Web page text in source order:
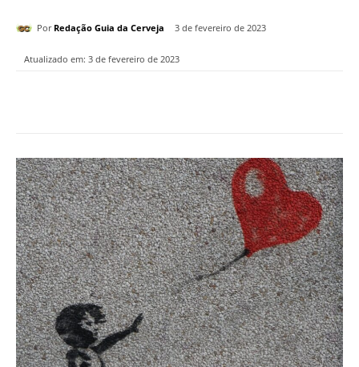
Por Redação Guia da Cerveja 3 de fevereiro de 2023
Atualizado em: 3 de fevereiro de 2023